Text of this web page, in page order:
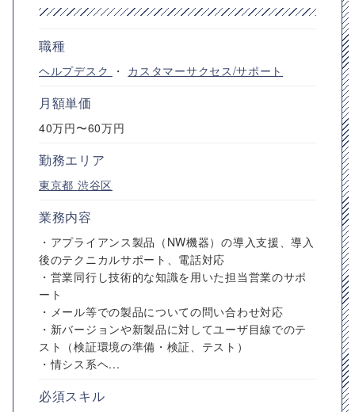
職種
ヘルプデスク ・ カスタマーサクセス/サポート
月額単価
40万円〜60万円
勤務エリア
東京都 渋谷区
業務内容
・アプライアンス製品（NW機器）の導入支援、導入
後のテクニカルサポート、電話対応
・営業同行し技術的な知識を用いた担当営業のサポ
ート
・メール等での製品についての問い合わせ対応
・新バージョンや新製品に対してユーザ目線でのテ
スト（検証環境の準備・検証、テスト）
・情シス系ヘ...
必須スキル